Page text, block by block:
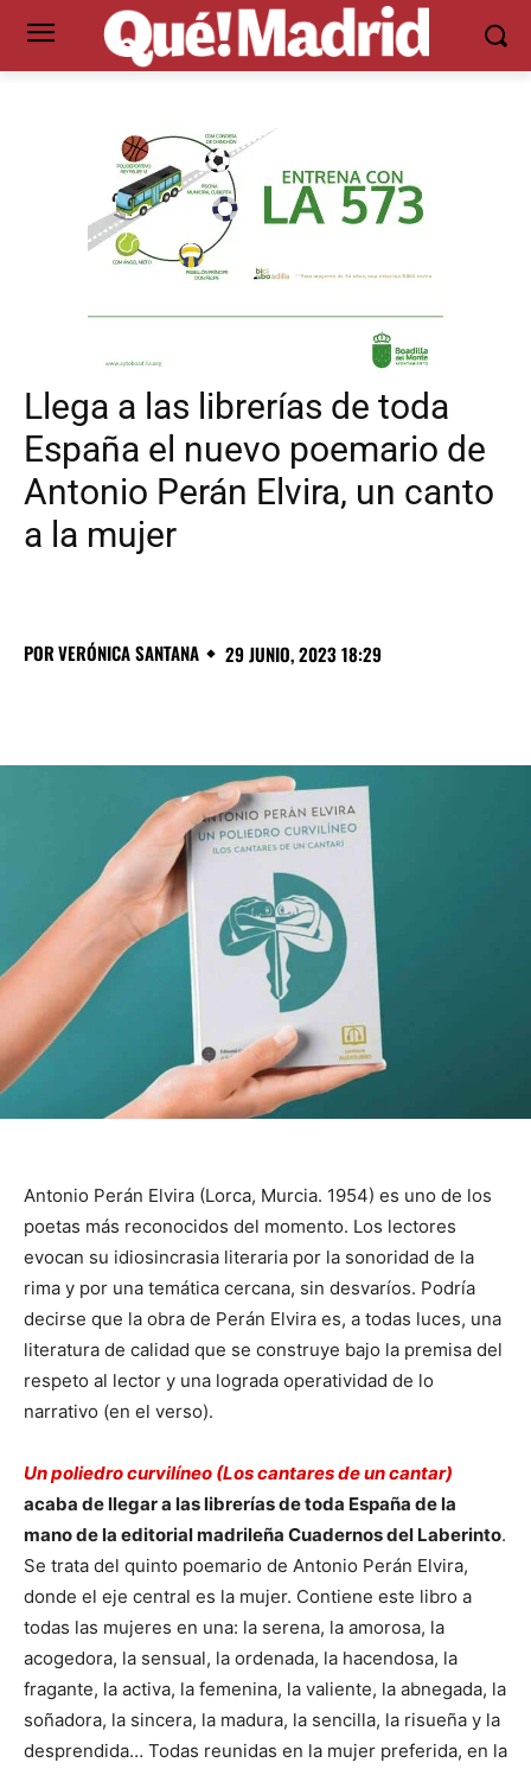
Llega a las librerías de toda
España el nuevo poemario de
Antonio Perán Elvira, un canto
a la mujer
PORVERÓNICA SANTANA 29 JUNIO, 2023 18:29
Antonio Perán Elvira (Lorca, Murcia. 1954) es uno de los
poetas más reconocidos del momento. Los lectores
evocan su idiosincrasia literaria por la sonoridad de la
rima y por una temática cercana, sin desvaríos. Podría
decirse que la obra de Perán Elvira es, a todas luces, una
literatura de calidad que se construye bajo la premisa del
respeto al lector y una lograda operatividad de lo
narrativo (en el verso).
Un poliedro curvilíneo (Los cantares de un cantar)
acaba de llegar a las librerías de toda España de la
mano de la editorial madrileña Cuadernos del Laberinto.
Se trata del quinto poemario de Antonio Perán Elvira,
donde el eje central es la mujer. Contiene este libro a
todas las mujeres en una: la serena, la amorosa, la
acogedora, la sensual, la ordenada, la hacendosa, la
fragante, la activa, la femenina, la valiente, la abnegada, la
soñadora, la sincera, la madura, la sencilla, la risueña y la
desprendida… Todas reunidas en la mujer preferida, en la